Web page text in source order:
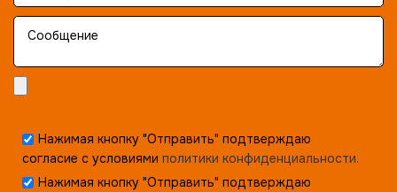
Нажимая кнопку "Отправить" подтверждаю
согласие с условиями политики конфиденциальности.
Нажимая кнопку "Отправить" подтверждаю